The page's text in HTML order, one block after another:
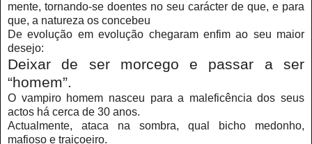
mente, tornando-se doentes no seu carácter de que, e para
que, a natureza os concebeu
De evolução em evolução chegaram enfim ao seu maior
desejo:
Deixar de ser morcego e passar a ser
“homem”.
O vampiro homem nasceu para a maleficência dos seus
actos há cerca de 30 anos.
Actualmente, ataca na sombra, qual bicho medonho,
mafioso e traiçoeiro.